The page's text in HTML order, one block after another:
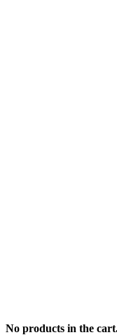
No products in the